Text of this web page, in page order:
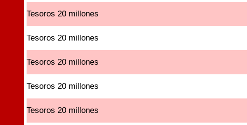
Tesoros 20 millones
Tesoros 20 millones
Tesoros 20 millones
Tesoros 20 millones
Tesoros 20 millones